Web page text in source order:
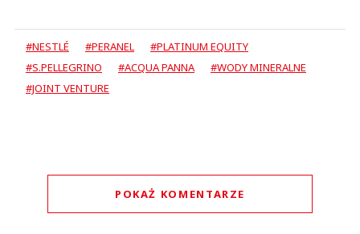
#NESTLÉ #PERANEL
#PLATINUM EQUITY
#S.PELLEGRINO
#ACQUA PANNA
#WODY MINERALNE
#JOINT VENTURE
POKAŻ KOMENTARZE